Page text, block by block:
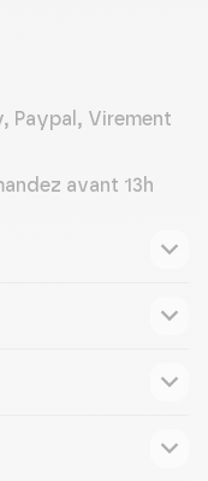
Paypal, Virement
avant 13h